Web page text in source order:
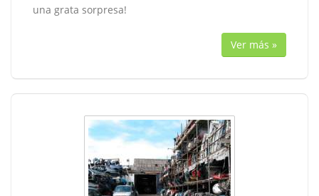
una grata sorpresa!
Ver más »